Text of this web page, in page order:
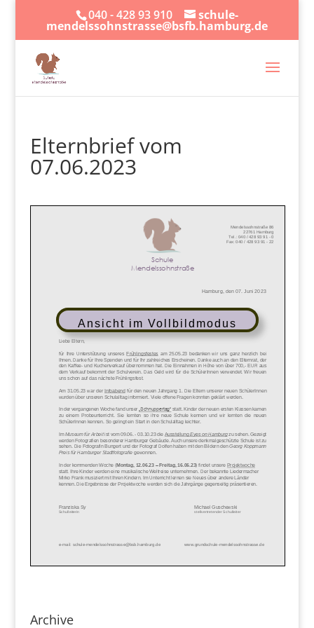
040 - 428 93 910 schule-
mendelssohnstrasse@bsfb.hamburg.de
Elternbrief vom
07.06.2023
Ansicht im Vollbildmodus
Archive